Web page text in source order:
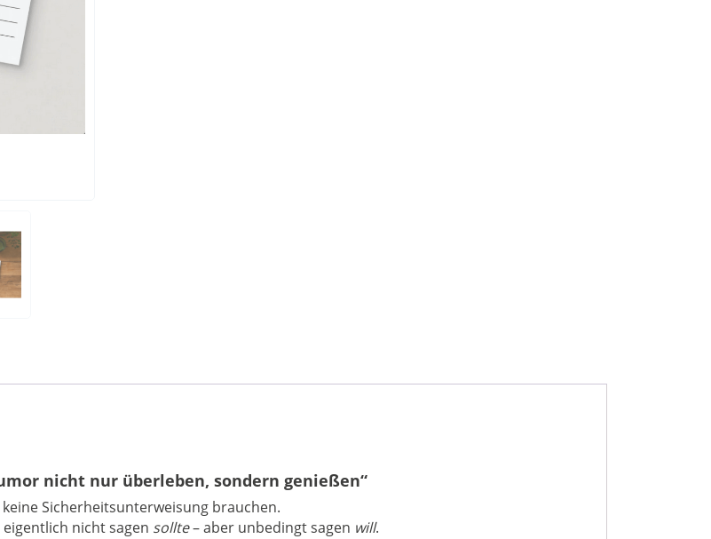
nicht nur überleben, sondern genießen“
Sicherheitsunterweisung brauchen.
nicht sagen sollte– aber unbedingt sagen will.